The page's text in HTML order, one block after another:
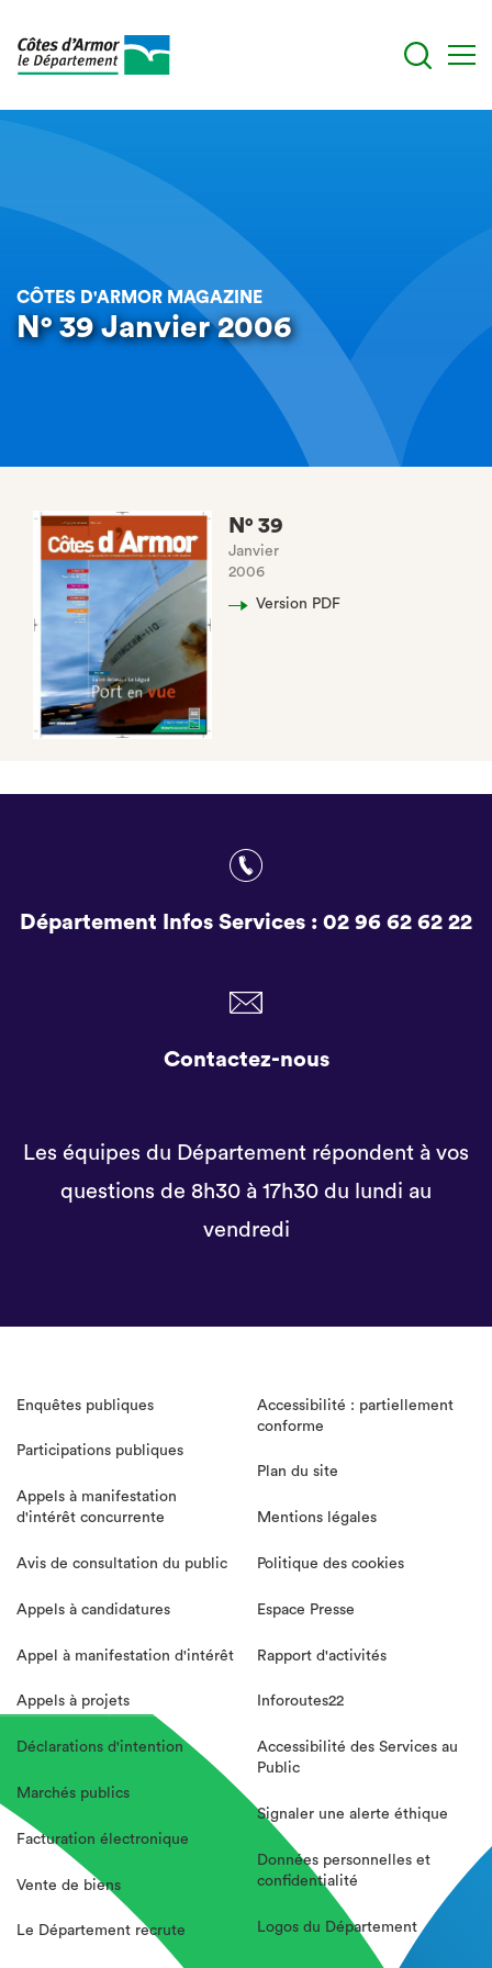
CÔTES D'ARMOR MAGAZINE
N° 39 Janvier 2006
N° 39
Janvier
2006
Version PDF
Département Infos Services : 02 96 62 62 22
Contactez-nous
Les équipes du Département répondent à vos
questions de 8h30 à 17h30 du lundi au
vendredi
Enquêtes publiques
Participations publiques
Appels à manifestation
d'intérêt concurrente
Avis de consultation du public
Appels à candidatures
Appel à manifestation d'intérêt
Appels à projets
Déclarations d'intention
Marchés publics
Facturation électronique
Vente de biens
Le Département recrute
Accessibilité : partiellement
conforme
Plan du site
Mentions légales
Politique des cookies
Espace Presse
Rapport d'activités
Inforoutes22
Accessibilité des Services au
Public
Signaler une alerte éthique
Données personnelles et
confidentialité
Logos du Département